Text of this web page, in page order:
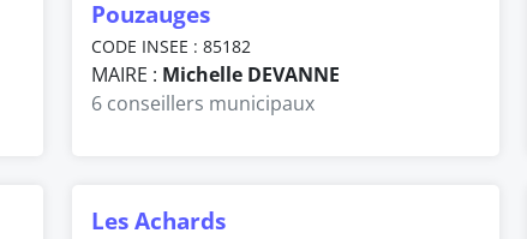
Pouzauges
CODE INSEE : 85182
MAIRE : Michelle DEVANNE
6 conseillers municipaux
Les Achards